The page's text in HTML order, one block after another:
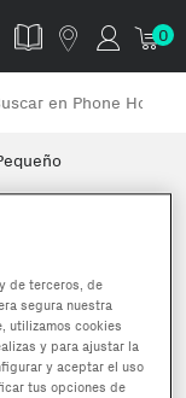
0
de terceros, de
segura nuestra
utilizamos cookies
y para ajustar la
y aceptar el uso
tus opciones de